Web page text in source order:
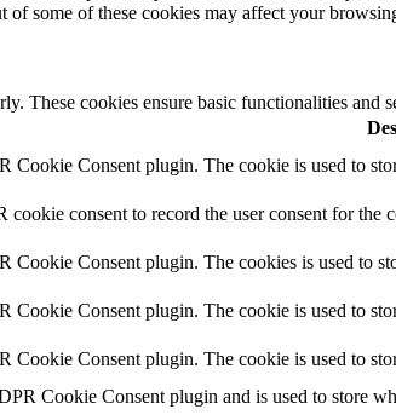
some of these cookies may affect your
These cookies ensure basic functionalities and
Cookie Consent plugin. The cookie is used to
cookie consent to record the user consent for the
Cookie Consent plugin. The cookies is used to
Cookie Consent plugin. The cookie is used to
Cookie Consent plugin. The cookie is used to
Cookie Consent plugin and is used to store